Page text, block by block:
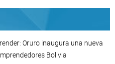
Oruro inaugura una nueva
Bolivia